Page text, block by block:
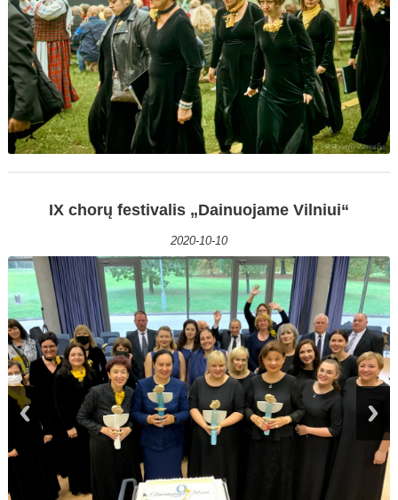
IX chorų festivalis „Dainuojame Vilniui“
2020-10-10